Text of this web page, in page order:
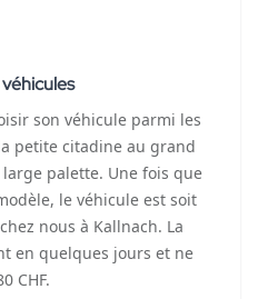
son véhicule parmi les
petite citadine au grand
palette. Une fois que
le véhicule est soit
nous à Kallnach. La
en quelques jours et ne
CHF.